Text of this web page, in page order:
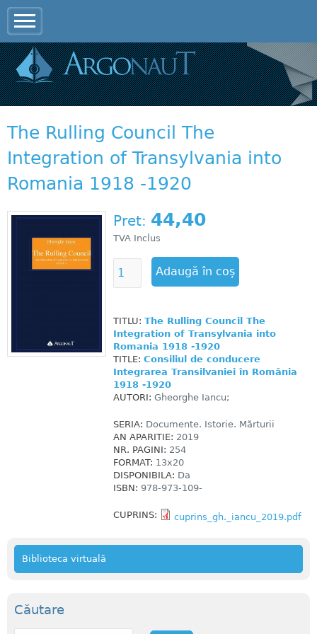
The Rulling Council The
Integration of Transylvania into
Romania 1918 -1920
Pret: 44,40
TVA Inclus
TITLU: The Rulling Council The
Integration of Transylvania into
Romania 1918 -1920
TITLE: Consiliul de conducere
Integrarea Transilvaniei în România
1918 -1920
AUTORI: Gheorghe Iancu;
SERIA: Documente. Istorie. Mărturii
AN APARITIE: 2019
NR. PAGINI: 254
FORMAT: 13x20
DISPONIBILA: Da
ISBN: 978-973-109-
CUPRINS: cuprins_gh._iancu_2019.pdf
Biblioteca virtuală
Căutare
C